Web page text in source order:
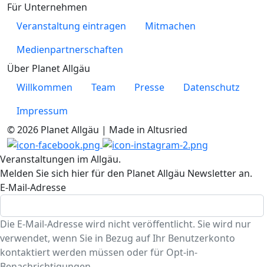
Für Unternehmen
Veranstaltung eintragen
Mitmachen
Medienpartnerschaften
Über Planet Allgäu
Willkommen
Team Presse
Datenschutz
Impressum
© 2026 Planet Allgäu | Made in Altusried
Veranstaltungen im Allgäu.
Melden Sie sich hier für den Planet Allgäu Newsletter an.
E-Mail-Adresse
Die E-Mail-Adresse wird nicht veröffentlicht. Sie wird nur
verwendet, wenn Sie in Bezug auf Ihr Benutzerkonto
kontaktiert werden müssen oder für Opt-in-